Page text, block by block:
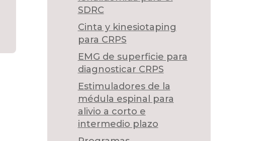
SDRC
Cinta y kinesiotaping
para CRPS
EMG de superficie para
diagnosticar CRPS
Estimuladores de la
médula espinal para
alivio a corto e
intermedio plazo